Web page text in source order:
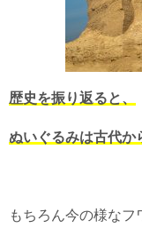
歴史を振り返ると、
ぬいぐるみは古代か
もちろん今の様なフ